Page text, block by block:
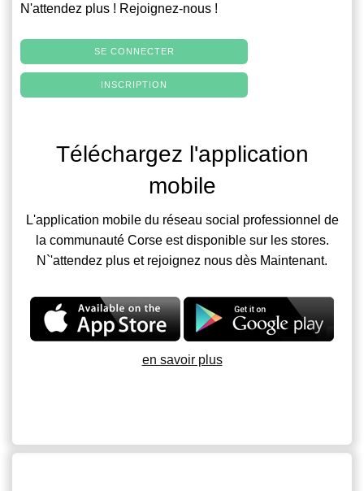
N'attendez plus ! Rejoignez-nous !
SE CONNECTER
INSCRIPTION
Téléchargez l'application
mobile
L'application mobile du réseau social professionnel de
la communauté Corse est disponible sur les stores.
N`'attendez plus et rejoignez nous dès Maintenant.
en savoir plus